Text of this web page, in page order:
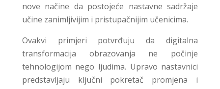
nove načine da postojeće nastavne sadržaje
učine zanimljivijim i pristupačnijim učenicima.
Ovakvi primjeri potvrđuju da digitalna
transformacija obrazovanja ne počinje
tehnologijom nego ljudima. Upravo nastavnici
predstavljaju ključni pokretač promjena i